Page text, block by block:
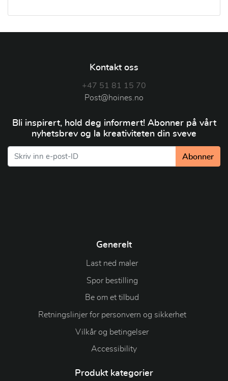
Kontakt oss
+47 51 81 15 70
Post@hoines.no
Bli inspirert, hold deg informert! Abonner på vårt
nyhetsbrev og la kreativiteten din sveve
Abonner
Generelt
Last ned maler
Spor bestilling
Be om et tilbud
Retningslinjer for personvern og sikkerhet
Vilkår og betingelser
Accessibility
Produkt kategorier